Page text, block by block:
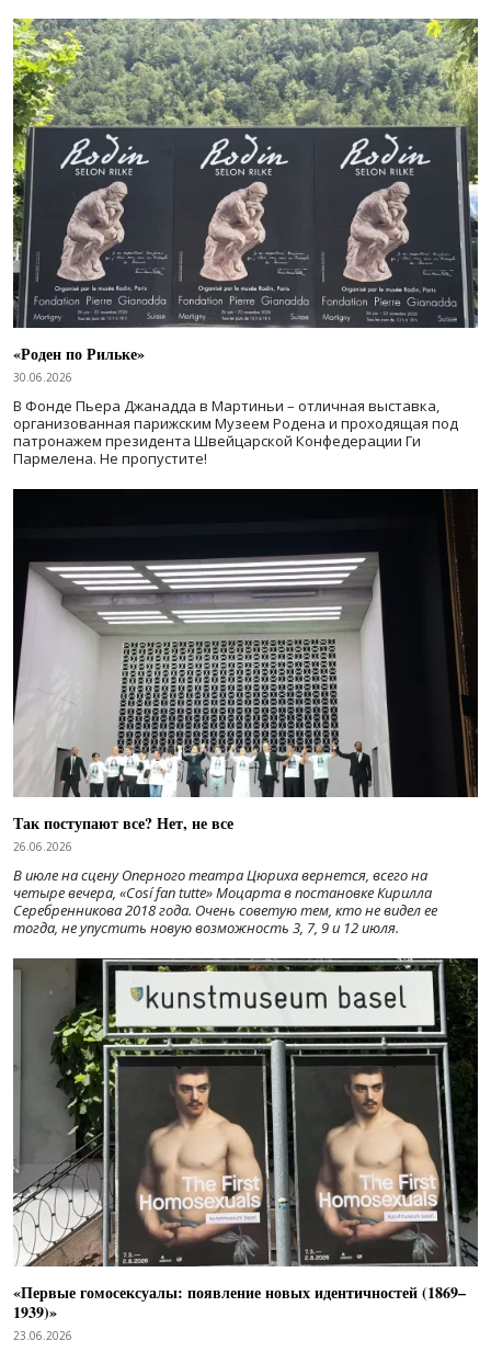
«Роден по Рильке»
30.06.2026
В Фонде Пьера Джанадда в Мартиньи – отличная выставка,
организованная парижским Музеем Родена и проходящая под
патронажем президента Швейцарской Конфедерации Ги
Пармелена. Не пропустите!
Так поступают все? Нет, не все
26.06.2026
В июле на сцену Оперного театра Цюриха вернется, всего на
четыре вечера, «Cosí fan tutte» Моцарта в постановке Кирилла
Серебренникова 2018 года. Очень советую тем, кто не видел ее
тогда, не упустить новую возможность 3, 7, 9 и 12 июля.
«Первые гомосексуалы: появление новых идентичностей (1869–
1939)»
23.06.2026